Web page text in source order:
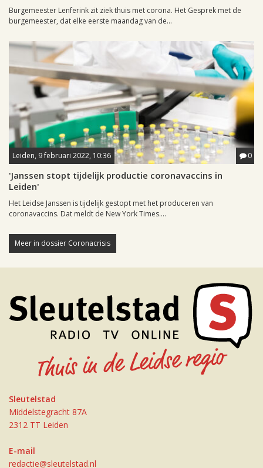
Burgemeester Lenferink zit ziek thuis met corona. Het Gesprek met de
burgemeester, dat elke eerste maandag van de...
Leiden, 9 februari 2022, 10:36 0
'Janssen stopt tijdelijk productie coronavaccins in
Leiden'
Het Leidse Janssen is tijdelijk gestopt met het produceren van
coronavaccins. Dat meldt de New York Times....
Meer in dossier Coronacrisis
Sleutelstad
Middelstegracht 87A
2312 TT Leiden
E-mail
redactie@sleutelstad.nl